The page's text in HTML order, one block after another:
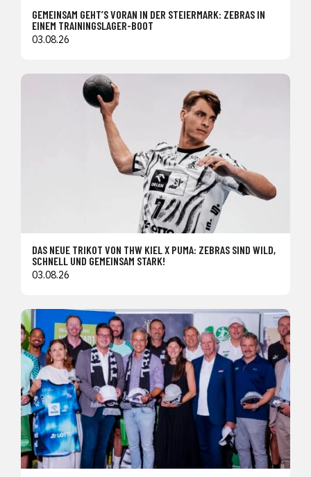
GEMEINSAM GEHT’S VORAN IN DER STEIERMARK: ZEBRAS IN
EINEM TRAININGSLAGER-BOOT
03.08.26
DAS NEUE TRIKOT VON THW KIEL X PUMA: ZEBRAS SIND WILD,
SCHNELL UND GEMEINSAM STARK!
03.08.26